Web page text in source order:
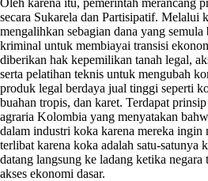
secara Sukarela dan Partisipatif. Melalui
mengalihkan sebagian dana yang semula
kriminal untuk membiayai transisi
diberikan hak kepemilikan tanah legal,
serta pelatihan teknis untuk mengubah
produk legal berdaya jual tinggi seperti
buahan tropis, dan karet. Terdapat
agraria Kolombia yang menyatakan
dalam industri koka karena mereka ingin
terlibat karena koka adalah satu-satunya
datang langsung ke ladang ketika
akses ekonomi dasar.